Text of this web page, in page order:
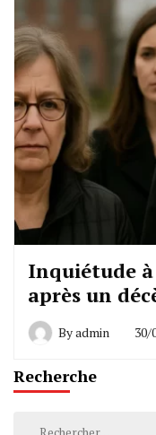
Inquiétude
après un
Byadmin 30/
Recherche
Rechercher :